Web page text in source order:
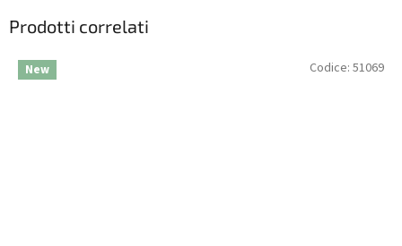
Prodotti correlati
New Codice: 51069